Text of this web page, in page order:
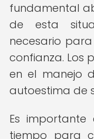
fundamental
de esta
necesario
confianza. Los
en el manejo
autoestima de
Es
tiempo para